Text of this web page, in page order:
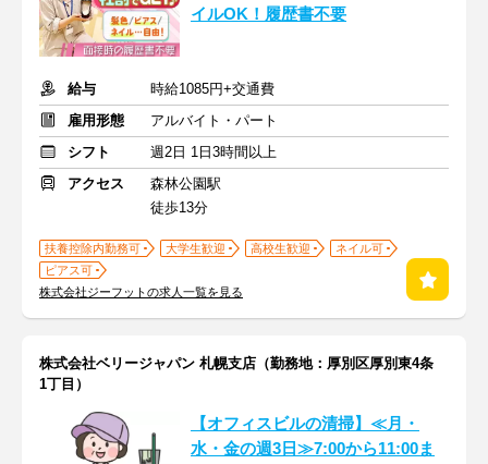
イルOK！履歴書不要
給与
時給1085円+交通費
雇用形態
アルバイト・パート
シフト
週2日 1日3時間以上
アクセス
森林公園駅
徒歩13分
扶養控除内勤務可 大学生歓迎 高校生歓迎
ネイル可
ピアス可
株式会社ジーフットの求人一覧を見る
株式会社ベリージャパン 札幌支店（勤務地：厚別区厚別東4条
1丁目）
【オフィスビルの清掃】≪月・
水・金の週3日≫7:00から11:00ま